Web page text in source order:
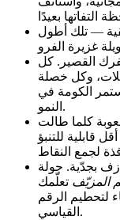
— تلك أطول
القصير. كل
وكل خصلة
الكومة في
النمو.
كلما طالت
قابلية للتنبؤ
بجدّية. جولة
المزيّف تعلّمك
لتحطيم الرقم
القياسي.